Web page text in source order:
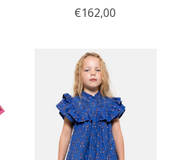
€162,00